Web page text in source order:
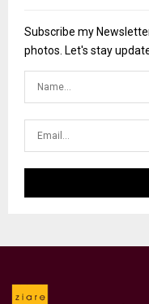
Subscribe my
photos. Let's stay